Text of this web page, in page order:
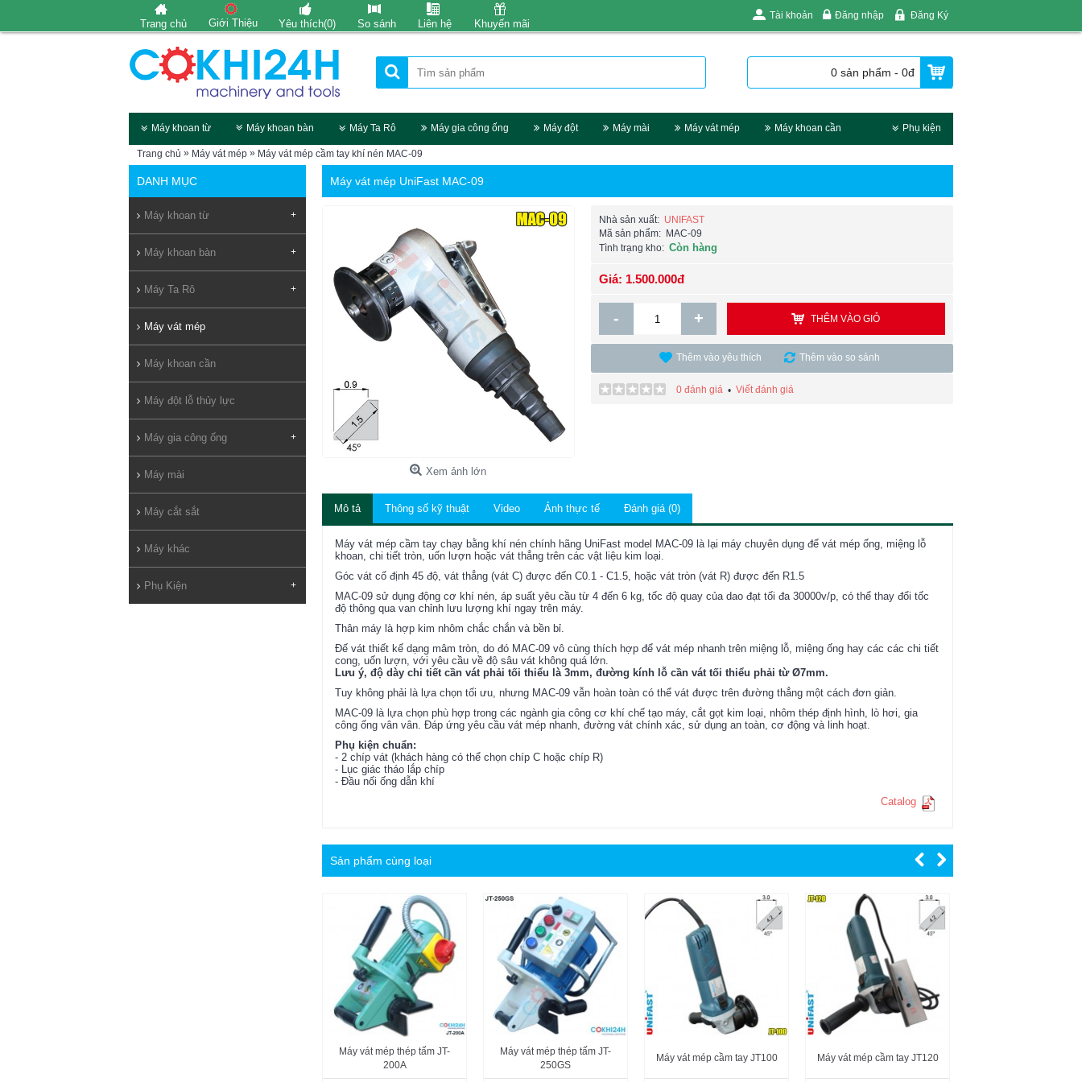
Trang chủ Giới Thiệu Yêu thích(0) So sánh Liên hệ Khuyến mãi
Tài khoản Đăng nhập Đăng Ký
0 sản phẩm - 0đ
Máy khoan từ Máy khoan bàn Máy Ta Rô Máy gia công ống Máy đột Máy mài Máy vát mép Máy khoan cần Phụ kiện
Trang chủ » Máy vát mép » Máy vát mép cầm tay khí nén MAC-09
DANH MỤC
Máy khoan từ +
Máy khoan bàn +
Máy Ta Rô +
Máy vát mép
Máy khoan cần
Máy đột lỗ thủy lực
Máy gia công ống +
Máy mài
Máy cắt sắt
Máy khác
Phụ Kiện +
Máy vát mép UniFast MAC-09
Xem ảnh lớn
Nhà sản xuất: UNIFAST
Mã sản phẩm:
MAC-09
Tình trạng kho: Còn hàng
Giá: 1.500.000đ
- + THÊM VÀO GIỎ
Thêm vào yêu thích Thêm vào so sánh
0 đánh giá• Viết đánh giá
Mô tả Thông số kỹ thuật Video Ảnh thực tế Đánh giá (0)
Máy vát mép cầm tay chạy bằng khí nén chính hãng UniFast model MAC-09 là lại máy chuyên dụng để vát mép ống, miệng lỗ
khoan, chi tiết tròn, uốn lượn hoặc vát thẳng trên các vật liệu kim loại.
Góc vát cố định 45 độ, vát thẳng (vát C) được đến C0.1 - C1.5, hoặc vát tròn (vát R) được đến R1.5
MAC-09 sử dụng động cơ khí nén, áp suất yêu cầu từ 4 đến 6 kg, tốc độ quay của dao đạt tối đa 30000v/p, có thể thay đổi tốc
độ thông qua van chỉnh lưu lượng khí ngay trên máy.
Thân máy là hợp kim nhôm chắc chắn và bền bỉ.
Đế vát thiết kế dạng mâm tròn, do đó MAC-09 vô cùng thích hợp để vát mép nhanh trên miệng lỗ, miệng ống hay các các chi tiết
cong, uốn lượn, với yêu cầu về độ sâu vát không quá lớn.
Lưu ý, độ dày chi tiết cần vát phải tối thiểu là 3mm, đường kính lỗ cần vát tối thiểu phải từ Ø7mm.
Tuy không phải là lựa chọn tối ưu, nhưng MAC-09 vẫn hoàn toàn có thể vát được trên đường thẳng một cách đơn giản.
MAC-09 là lựa chọn phù hợp trong các ngành gia công cơ khí chế tạo máy, cắt gọt kim loại, nhôm thép định hình, lò hơi, gia
công ống vân vân. Đáp ứng yêu cầu vát mép nhanh, đường vát chính xác, sử dụng an toàn, cơ động và linh hoạt.
Phụ kiện chuẩn:
- 2 chíp vát (khách hàng có thể chọn chíp C hoặc chíp R)
- Lục giác tháo lắp chíp
- Đầu nối ống dẫn khí
Catalog
Sản phẩm cùng loại
Máy vát mép thép tấm JT-
200A
Máy vát mép thép tấm JT-
250GS
Máy vát mép cầm tay JT100 Máy vát mép cầm tay JT120